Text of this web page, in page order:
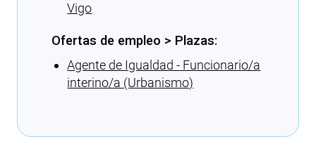
Vigo
Ofertas de empleo > Plazas:
Agente de Igualdad - Funcionario/a
interino/a (Urbanismo)